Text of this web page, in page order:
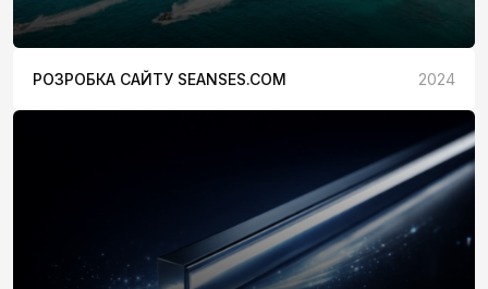
РОЗРОБКА САЙТУ SEANSES.COM 2024